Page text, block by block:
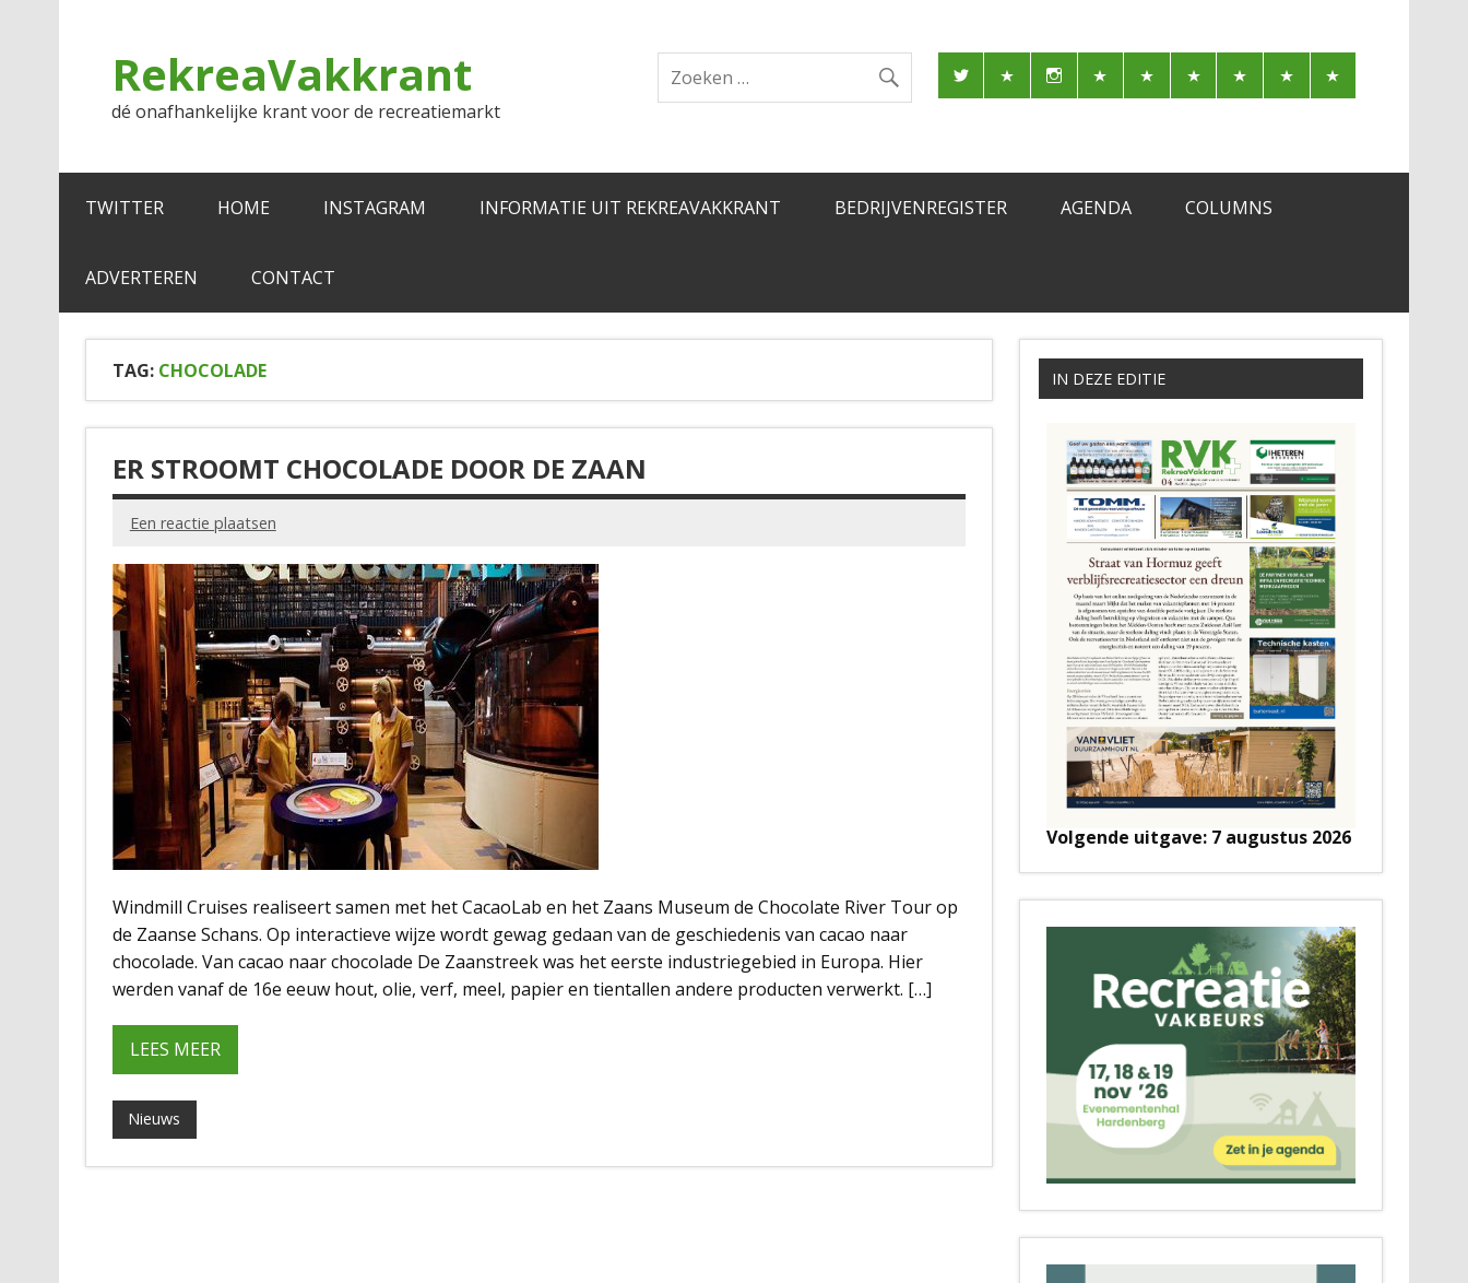
RekreaVakkrant
dé onafhankelijke krant voor de recreatiemarkt
TWITTER HOME INSTAGRAM INFORMATIE UIT REKREAVAKKRANT BEDRIJVENREGISTER AGENDA COLUMNS
ADVERTEREN CONTACT
TAG: CHOCOLADE
ER STROOMT CHOCOLADE DOOR DE ZAAN
Een reactie plaatsen
Windmill Cruises realiseert samen met het CacaoLab en het Zaans Museum de Chocolate River Tour op
de Zaanse Schans. Op interactieve wijze wordt gewag gedaan van de geschiedenis van cacao naar
chocolade. Van cacao naar chocolade De Zaanstreek was het eerste industriegebied in Europa. Hier
werden vanaf de 16e eeuw hout, olie, verf, meel, papier en tientallen andere producten verwerkt. […]
LEES MEER
Nieuws
IN DEZE EDITIE
Volgende uitgave: 7 augustus 2026